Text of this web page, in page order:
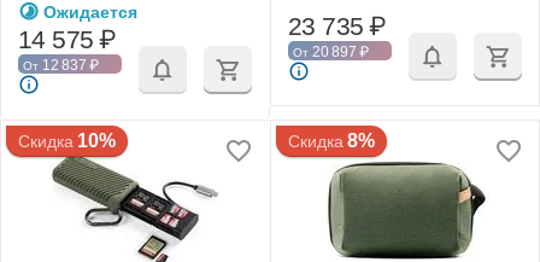
Ожидается
14 575 ₽
От 12 837 ₽
23 735 ₽
От 20 897 ₽
Скидка 10% Скидка 8%